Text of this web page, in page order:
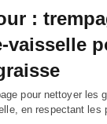
:
vaisselle
pour nettoyer les
en respectant les